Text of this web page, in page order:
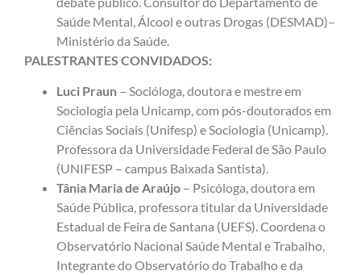
Saúde Mental, Álcool e outras Drogas (DESMAD)–
Ministério da Saúde.
PALESTRANTES CONVIDADOS:
Luci Praun – Socióloga, doutora e mestre em
Sociologia pela Unicamp, com pós-doutorados em
Ciências Sociais (Unifesp) e Sociologia (Unicamp).
Professora da Universidade Federal de São Paulo
(UNIFESP – campus Baixada Santista).
Tânia Maria de Araújo – Psicóloga, doutora em
Saúde Pública, professora titular da Universidade
Estadual de Feira de Santana (UEFS). Coordena o
Observatório Nacional Saúde Mental e Trabalho,
Integrante do Observatório do Trabalho e da